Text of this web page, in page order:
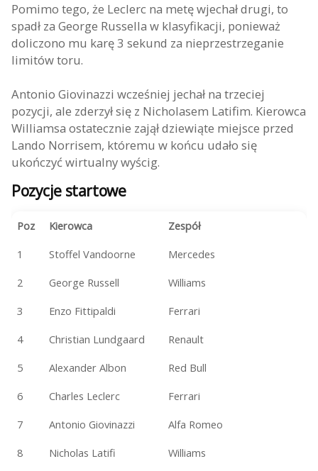
Pomimo tego, że Leclerc na metę wjechał drugi, to
spadł za George Russella w klasyfikacji, ponieważ
doliczono mu karę 3 sekund za nieprzestrzeganie
limitów toru.
Antonio Giovinazzi wcześniej jechał na trzeciej
pozycji, ale zderzył się z Nicholasem Latifim. Kierowca
Williamsa ostatecznie zajął dziewiąte miejsce przed
Lando Norrisem, któremu w końcu udało się
ukończyć wirtualny wyścig.
Pozycje startowe
Poz Kierowca
Zespół
1
Stoffel Vandoorne
Mercedes
2
George Russell
Williams
3
Enzo Fittipaldi
Ferrari
4
Christian Lundgaard
Renault
5
Alexander Albon
Red Bull
6
Charles Leclerc
Ferrari
7
Antonio Giovinazzi
Alfa Romeo
8
Nicholas Latifi
Williams